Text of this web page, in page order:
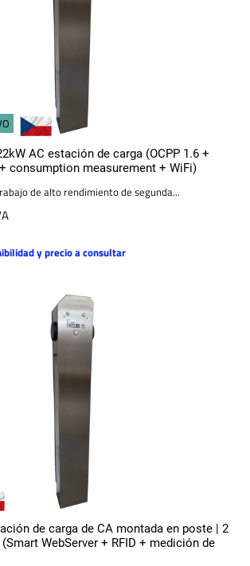
AC estación de carga (OCPP 1.6 +
consumption measurement + WiFi)
de alto rendimiento de segunda...
y precio a consultar
de carga de CA montada en poste | 2
WebServer + RFID + medición de